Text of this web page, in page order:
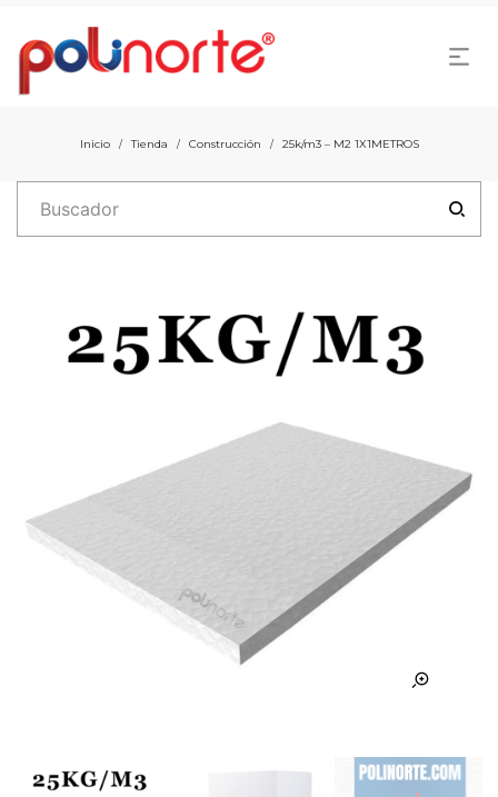
Inicio / Tienda / Construcción / 25k/m3 – M2 1X1METROS